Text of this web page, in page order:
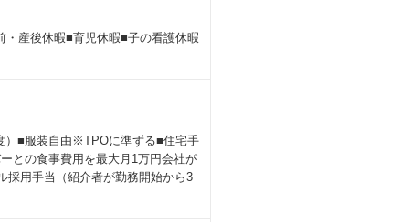
産後休暇■育児休暇■子の看護休暇
）■服装自由※TPOに準ずる■住宅手
との食事費用を最大月1万円会社が
採用手当（紹介者が勤務開始から3